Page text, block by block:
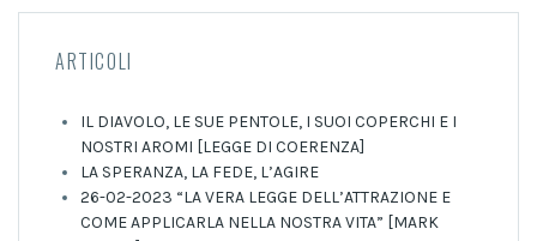
ARTICOLI
IL DIAVOLO, LE SUE PENTOLE, I SUOI COPERCHI E I
NOSTRI AROMI [LEGGE DI COERENZA]
LA SPERANZA, LA FEDE, L’AGIRE
26-02-2023 “LA VERA LEGGE DELL’ATTRAZIONE E
COME APPLICARLA NELLA NOSTRA VITA” [MARK